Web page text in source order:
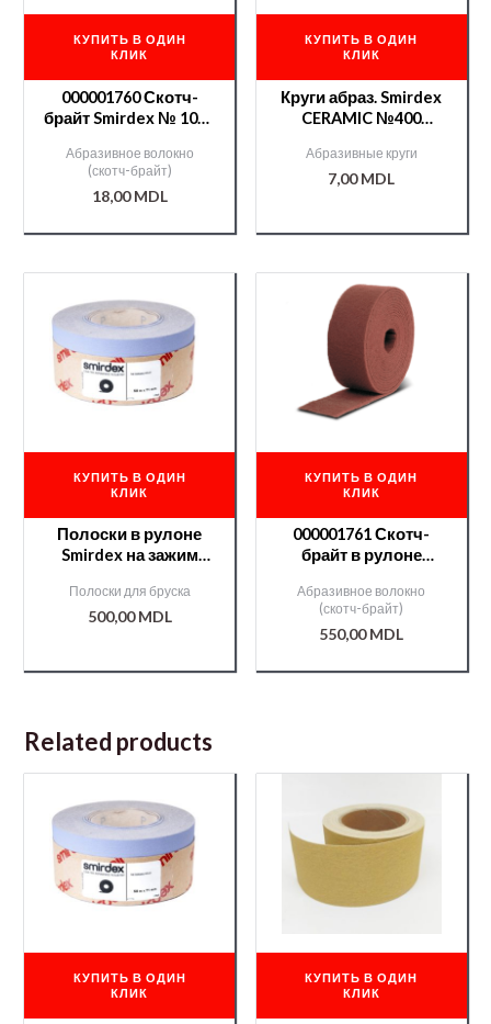
КУПИТЬ В ОДИН
КЛИК
000001760 Скотч-
брайт Smirdex № 1000
Абразивное волокно
(скотч-брайт)
18,00MDL
КУПИТЬ В ОДИН
КЛИК
Круги абраз. Smirdex
CERAMIC №400
/000006601/
Абразивные круги
7,00MDL
КУПИТЬ В ОДИН
КЛИК
Полоски в рулоне
Smirdex на зажим
CERAMIC(740)
/000008813/
Полоски для бруска
500,00MDL
КУПИТЬ В ОДИН
КЛИК
000001761 Скотч-
брайт в рулоне
115*10м (красный)
Абразивное волокно
(скотч-брайт)
550,00MDL
Related products
КУПИТЬ В ОДИН
КЛИК
КУПИТЬ В ОДИН
КЛИК